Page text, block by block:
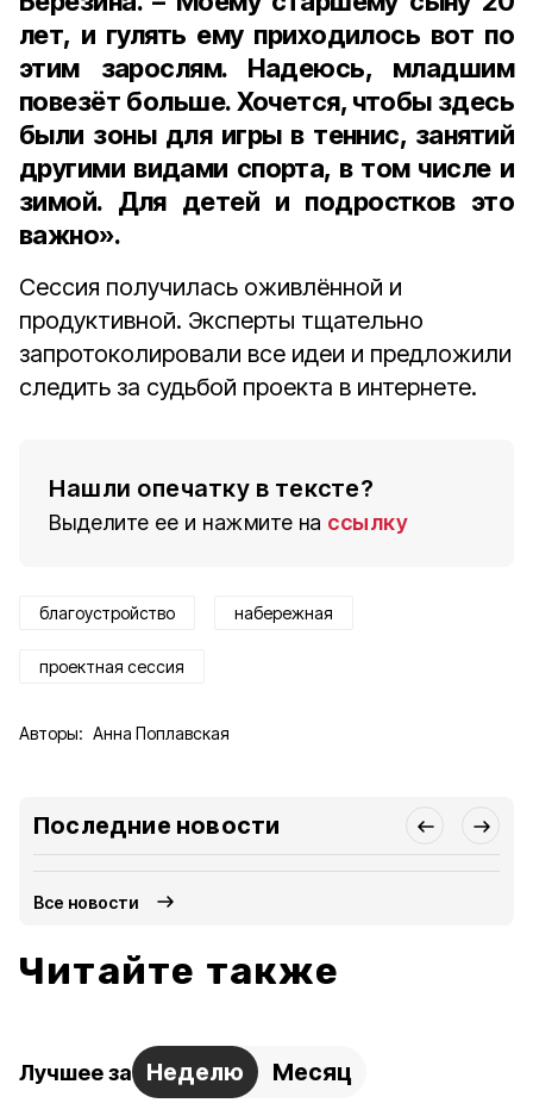
лет, и гулять ему приходилось вот по
этим зарослям. Надеюсь, младшим
повезёт больше. Хочется, чтобы здесь
были зоны для игры в теннис, занятий
другими видами спорта, в том числе и
зимой. Для детей и подростков это
важно».
Сессия получилась оживлённой и
продуктивной. Эксперты тщательно
запротоколировали все идеи и предложили
следить за судьбой проекта в интернете.
Нашли опечатку в тексте?
Выделите ее и нажмите на ссылку
благоустройство набережная
проектная сессия
Авторы: Анна Поплавская
Последние новости
Все новости
Читайте также
Лучшее за Неделю Месяц